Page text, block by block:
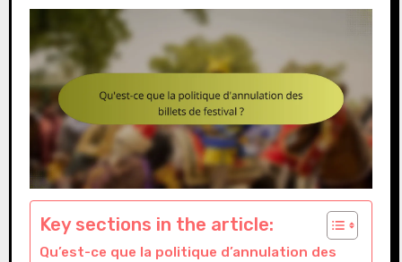
Key sections in the article:
Qu’est-ce que la politique d’annulation des